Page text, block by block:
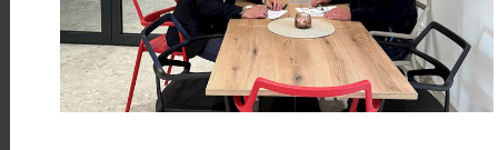
Číst více